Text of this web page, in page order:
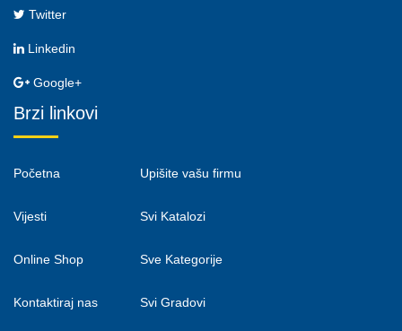
Twitter
Linkedin
Google+
Brzi linkovi
Početna
Vijesti
Online Shop
Kontaktiraj nas
Upišite vašu firmu
Svi Katalozi
Sve Kategorije
Svi Gradovi